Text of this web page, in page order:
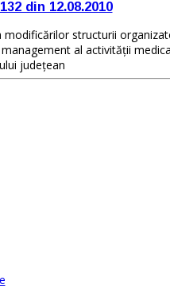
din 12.08.2010
modificărilor structurii
judeţean